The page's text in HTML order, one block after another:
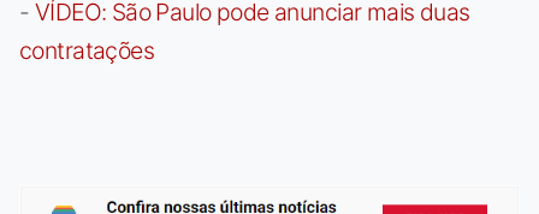
- VÍDEO: São Paulo pode anunciar mais duas
contratações